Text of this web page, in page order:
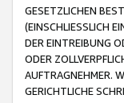
GESETZLICHEN
(EINSCHLIESSLICH
DER EINTREIBUNG
ODER
AUFTRAGNEHMER.
GERICHTLICHE